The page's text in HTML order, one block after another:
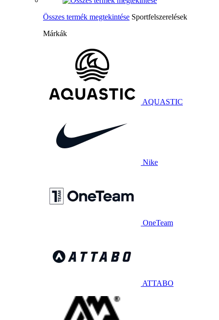
Összes termék megtekintése Sportfelszerelések
Márkák
AQUASTIC
Nike
OneTeam
ATTABO